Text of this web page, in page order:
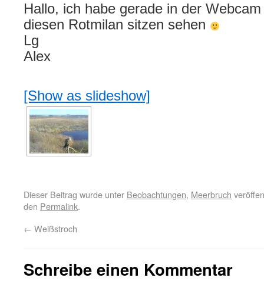
Hallo, ich habe gerade in der
diesen Rotmilan sitzen sehen
Lg
Alex
[Show as slideshow]
Dieser Beitrag wurde unter Beobachtungen, Meerbruch
den Permalink.
← Weißstroch
Schreibe einen Kommentar